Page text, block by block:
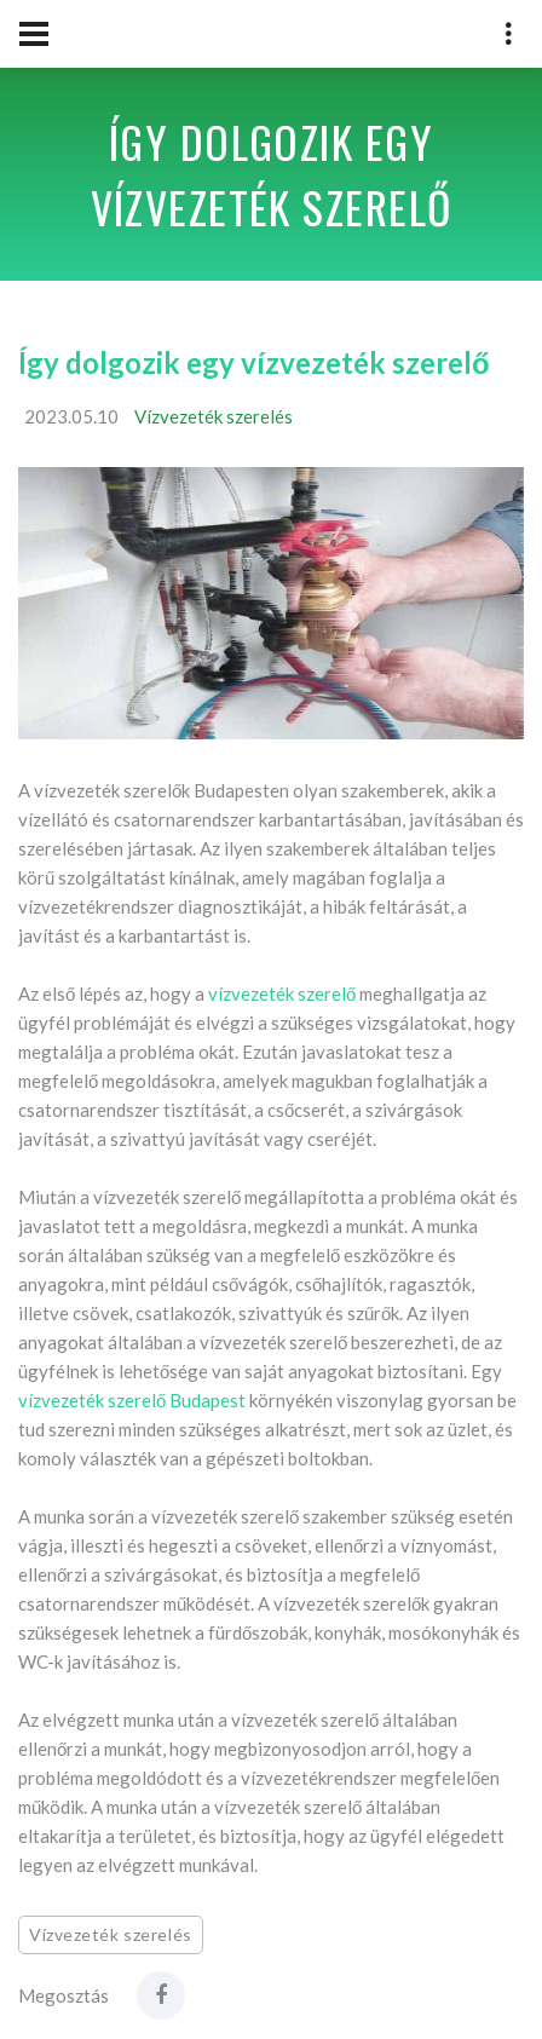
ÍGY DOLGOZIK EGY
VÍZVEZETÉK SZERELŐ
Így dolgozik egy vízvezeték szerelő
2023.05.10 Vízvezeték szerelés
A vízvezeték szerelők Budapesten olyan szakemberek, akik a
vízellátó és csatornarendszer karbantartásában, javításában és
szerelésében jártasak. Az ilyen szakemberek általában teljes
körű szolgáltatást kínálnak, amely magában foglalja a
vízvezetékrendszer diagnosztikáját, a hibák feltárását, a
javítást és a karbantartást is.
Az első lépés az, hogy a vízvezeték szerelőmeghallgatja az
ügyfél problémáját és elvégzi a szükséges vizsgálatokat, hogy
megtalálja a probléma okát. Ezután javaslatokat tesz a
megfelelő megoldásokra, amelyek magukban foglalhatják a
csatornarendszer tisztítását, a csőcserét, a szivárgások
javítását, a szivattyú javítását vagy cseréjét.
Miután a vízvezeték szerelő megállapította a probléma okát és
javaslatot tett a megoldásra, megkezdi a munkát. A munka
során általában szükség van a megfelelő eszközökre és
anyagokra, mint például csővágók, csőhajlítók, ragasztók,
illetve csövek, csatlakozók, szivattyúk és szűrők. Az ilyen
anyagokat általában a vízvezeték szerelő beszerezheti, de az
ügyfélnek is lehetősége van saját anyagokat biztosítani. Egy
vízvezeték szerelő Budapestkörnyékén viszonylag gyorsan be
tud szerezni minden szükséges alkatrészt, mert sok az üzlet, és
komoly választék van a gépészeti boltokban.
A munka során a vízvezeték szerelő szakember szükség esetén
vágja, illeszti és hegeszti a csöveket, ellenőrzi a víznyomást,
ellenőrzi a szivárgásokat, és biztosítja a megfelelő
csatornarendszer működését. A vízvezeték szerelők gyakran
szükségesek lehetnek a fürdőszobák, konyhák, mosókonyhák és
WC-k javításához is.
Az elvégzett munka után a vízvezeték szerelő általában
ellenőrzi a munkát, hogy megbizonyosodjon arról, hogy a
probléma megoldódott és a vízvezetékrendszer megfelelően
működik. A munka után a vízvezeték szerelő általában
eltakarítja a területet, és biztosítja, hogy az ügyfél elégedett
legyen az elvégzett munkával.
Vízvezeték szerelés
Megosztás